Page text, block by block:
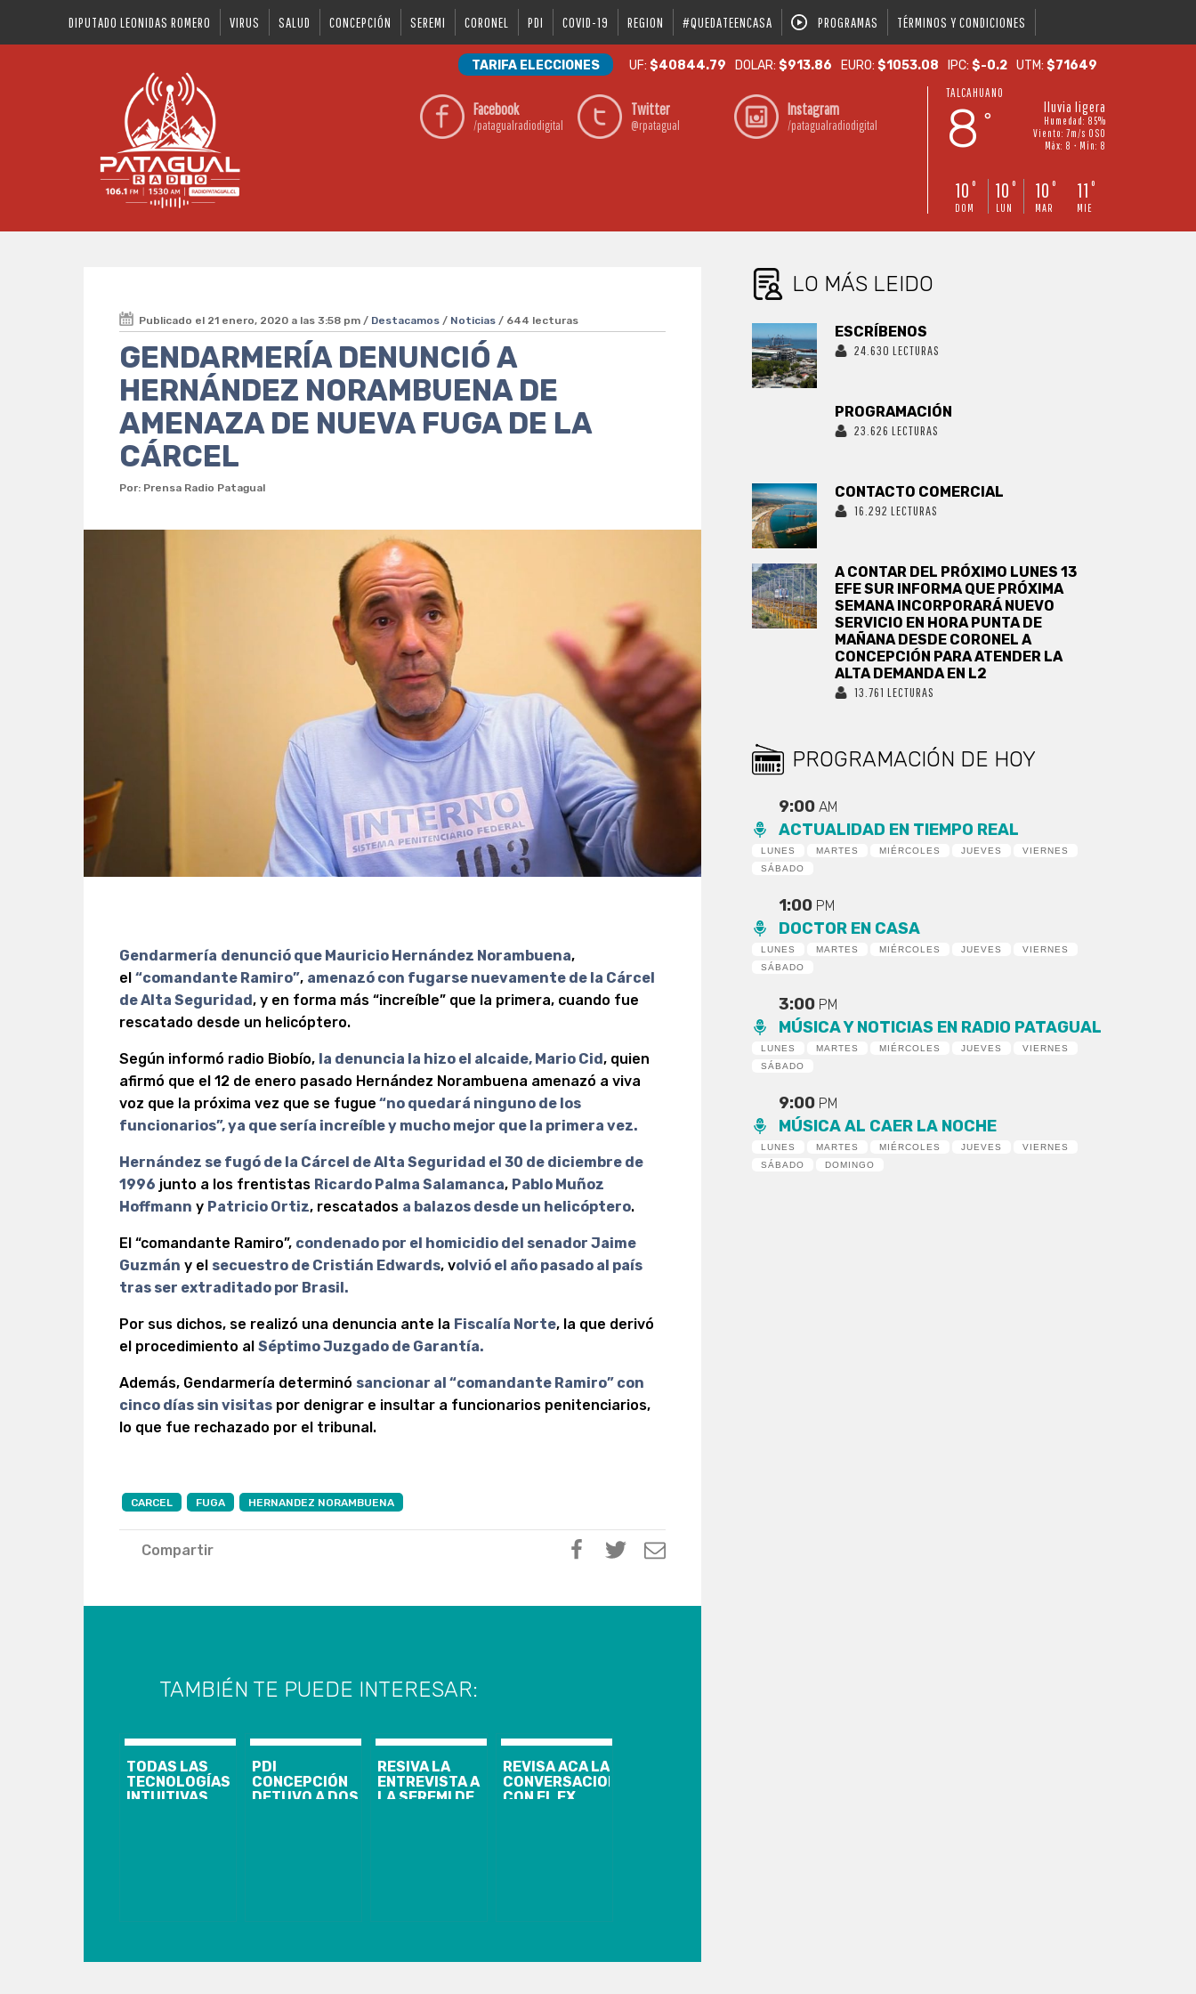
DIPUTADO LEONIDAS ROMERO VIRUS SALUD CONCEPCIÓN SEREMI CORONEL PDI COVID-19 REGION #QUEDATEENCASA PROGRAMAS TÉRMINOS Y CONDICIONES
TARIFA ELECCIONES UF:$40844.79 DOLAR:$913.86 EURO:$1053.08 IPC:$-0.2 UTM:$71649
Facebook
/patagualradiodigital
Twitter
@rpatagual
Instagram
/patagualradiodigital
TALCAHUANO
8 °
lluvia ligera
Humedad: 85%
Viento: 7m/s OSO
Máx: 8 • Mín: 8
10 °
DOM
10 °
LUN
10 °
MAR
11 °
MIE
Publicado el 21 enero, 2020 a las 3:58 pm / Destacamos / Noticias / 644 lecturas
GENDARMERÍA DENUNCIÓ A
HERNÁNDEZ NORAMBUENA DE
AMENAZA DE NUEVA FUGA DE LA
CÁRCEL
Por: Prensa Radio Patagual
Gendarmería denunció que Mauricio Hernández Norambuena,
el“comandante Ramiro”, amenazó con fugarse nuevamente de la Cárcel
de Alta Seguridad, y en forma más “increíble” que la primera, cuando fue
rescatado desde un helicóptero.
Según informó radio Biobío, la denuncia la hizo el alcaide, Mario Cid, quien
afirmó que el 12 de enero pasado Hernández Norambuena amenazó a viva
voz que la próxima vez que se fugue “no quedará ninguno de los
funcionarios”, ya que sería increíble y mucho mejor que la primera vez.
Hernández se fugó de la Cárcel de Alta Seguridad el 30 de diciembre de
1996 junto a los frentistas Ricardo Palma Salamanca, Pablo Muñoz
Hoffmann y Patricio Ortiz, rescatados a balazos desde un helicóptero.
El “comandante Ramiro”, condenado por el homicidio del senador Jaime
Guzmán y el secuestro de Cristián Edwards, volvió el año pasado al país
tras ser extraditado por Brasil.
Por sus dichos, se realizó una denuncia ante la Fiscalía Norte, la que derivó
el procedimiento alSéptimo Juzgado de Garantía.
Además, Gendarmería determinó sancionar al “comandante Ramiro” con
cinco días sin visitas por denigrar e insultar a funcionarios penitenciarios,
lo que fue rechazado por el tribunal.
CARCEL FUGA HERNANDEZ NORAMBUENA
Compartir
TAMBIÉN TE PUEDE INTERESAR:
TODAS LAS
TECNOLOGÍAS
INTUITIVAS
IMPORTANTE
PDI
CONCEPCIÓN
DETUVO A DOS
RESIVA LA
ENTREVISTA A
LA SEREMI DE
REVISA ACA LA
CONVERSACION
CON EL EX
LO MÁS LEIDO
ESCRÍBENOS
24.630 LECTURAS
PROGRAMACIÓN
23.626 LECTURAS
CONTACTO COMERCIAL
16.292 LECTURAS
A CONTAR DEL PRÓXIMO LUNES 13
EFE SUR INFORMA QUE PRÓXIMA
SEMANA INCORPORARÁ NUEVO
SERVICIO EN HORA PUNTA DE
MAÑANA DESDE CORONEL A
CONCEPCIÓN PARA ATENDER LA
ALTA DEMANDA EN L2
13.761 LECTURAS
PROGRAMACIÓN DE HOY
9:00AM
ACTUALIDAD EN TIEMPO REAL
LUNES MARTES MIÉRCOLES JUEVES
VIERNES
SÁBADO
1:00 PM
DOCTOR EN CASA
LUNES MARTES MIÉRCOLES JUEVES
VIERNES
SÁBADO
3:00 PM
MÚSICA Y NOTICIAS EN RADIO PATAGUAL
LUNES MARTES MIÉRCOLES JUEVES
VIERNES
SÁBADO
9:00 PM
MÚSICA AL CAER LA NOCHE
LUNES MARTES MIÉRCOLES JUEVES
VIERNES
SÁBADO
DOMINGO